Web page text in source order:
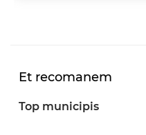
Et recomanem
Top municipis